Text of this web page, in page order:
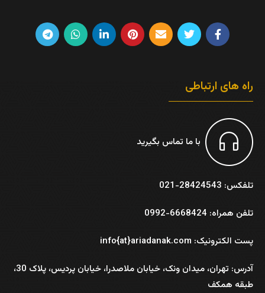
راه های ارتباطی
با ما تماس بگیرید
تلفکس: 28424543-021
تلفن همراه: 6668424-0992
پست الکترونیک: info{at}ariadanak.com
آدرس:
تهران، میدان ونک، خیابان ملاصدرا، خیابان پردیس، پلاک 30،
طبقه همکف